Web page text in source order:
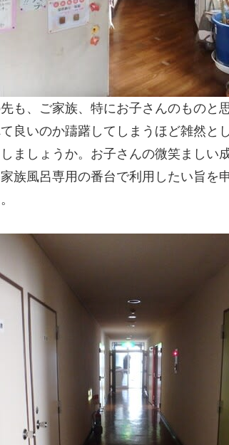
も、ご家族、特にお子さんのものと
良いのか躊躇してしまうほど雑然と
ましょうか。お子さんの微笑ましい
族風呂専用の番台で利用したい旨を